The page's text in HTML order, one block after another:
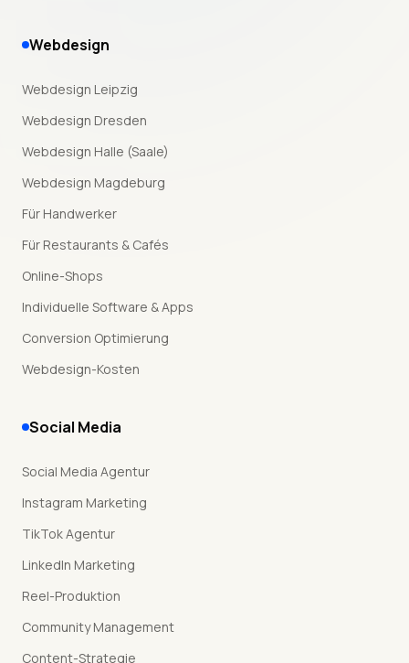
Webdesign
Webdesign Leipzig
Webdesign Dresden
Webdesign Halle (Saale)
Webdesign Magdeburg
Für Handwerker
Für Restaurants & Cafés
Online-Shops
Individuelle Software & Apps
Conversion Optimierung
Webdesign-Kosten
Social Media
Social Media Agentur
Instagram Marketing
TikTok Agentur
LinkedIn Marketing
Reel-Produktion
Community Management
Content-Strategie